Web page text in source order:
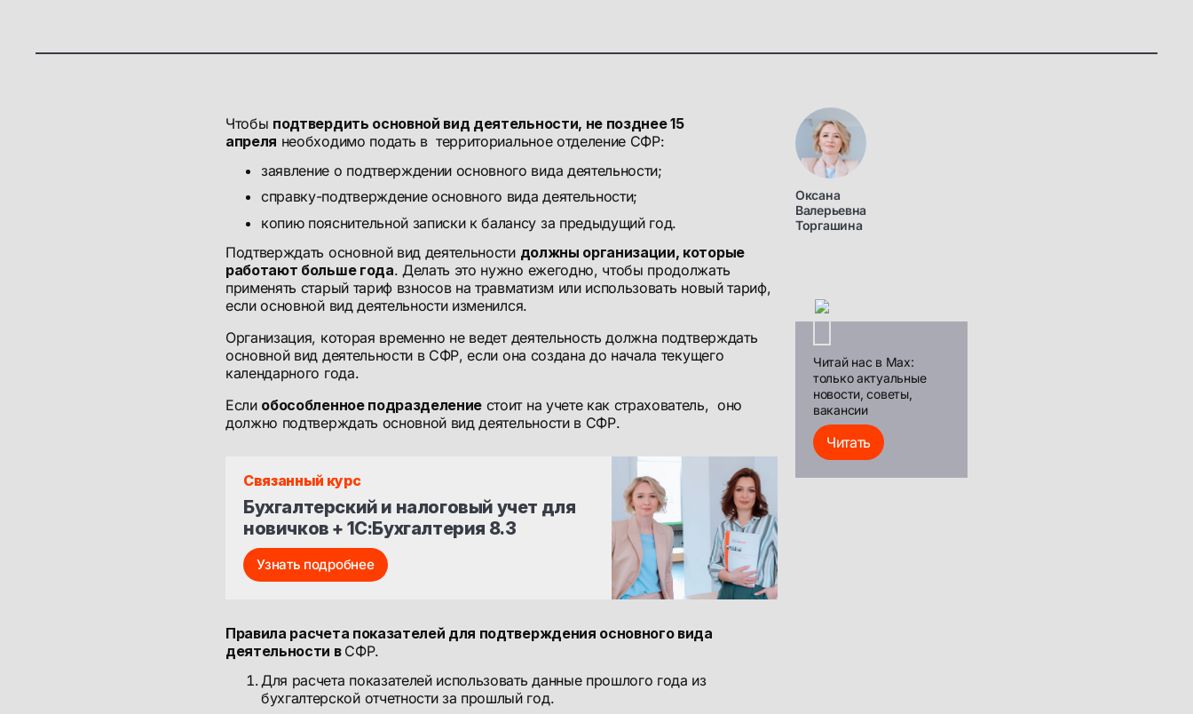
Чтобы подтвердить основной вид деятельности, не позднее 15
апреля необходимо подать в территориальное отделение СФР:
заявление о подтверждении основного вида деятельности;
справку-подтверждение основного вида деятельности;
копию пояснительной записки к балансу за предыдущий год.
Подтверждать основной вид деятельности должны организации, которые
работают больше года. Делать это нужно ежегодно, чтобы продолжать
применять старый тариф взносов на травматизм или использовать новый тариф,
если основной вид деятельности изменился.
Организация, которая временно не ведет деятельность должна подтверждать
основной вид деятельности в СФР, если она создана до начала текущего
календарного года.
Если обособленное подразделение стоит на учете как страхователь, оно
должно подтверждать основной вид деятельности в СФР.
Связанный курс
Бухгалтерский и налоговый учет для
новичков + 1С:Бухгалтерия 8.3
Узнать подробнее
Правила расчета показателей для подтверждения основного вида
деятельности в СФР.
Для расчета показателей использовать данные прошлого года из
бухгалтерской отчетности за прошлый год.
Оксана
Валерьевна
Торгашина
Читай нас в Max:
только актуальные
новости, советы,
вакансии
Читать